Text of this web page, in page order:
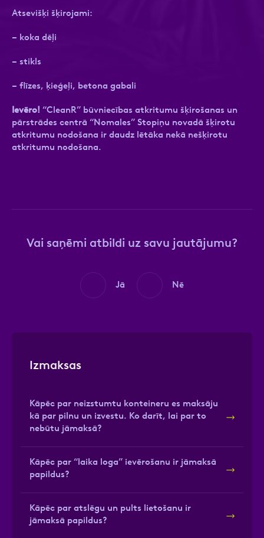
Izmaksas
Kāpēc par neizstumtu konteineru es maksāju
kā par pilnu un izvestu. Ko darīt, lai par to
nebūtu jāmaksā?
Kāpēc par “laika loga” ievērošanu ir jāmaksā
papildus?
Kāpēc par atslēgu un pults lietošanu ir
jāmaksā papildus?
Atsevišķi šķirojami:
– koka dēļi
– stikls
– flīzes, ķieģeļi, betona gabali
Ievēro! “CleanR” būvniecības atkritumu šķirošanas un
pārstrādes centrā “Nomales” Stopiņu novadā šķirotu
atkritumu nodošana ir daudz lētāka nekā nešķirotu
atkritumu nodošana.
Vai saņēmi atbildi uz savu jautājumu?
Jā Nē
Ziņa
Apstiprini, ka esi iepazinies ar sadaļuPrivātuma
politika
Ziņa
Atzīmējiet, ka piekrītat personas datu
apstrādei.Vairāk